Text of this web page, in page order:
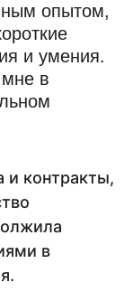
опытом,
и умения.
в
и контракты,
в